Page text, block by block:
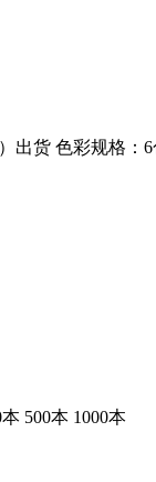
出货 色彩规格：
本 500本 1000本